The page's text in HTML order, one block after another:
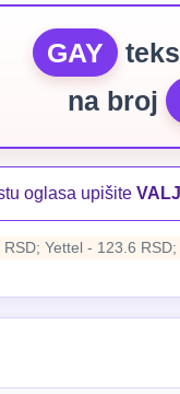
GAY
na broj
oglasa upišite
Yettel - 123.6